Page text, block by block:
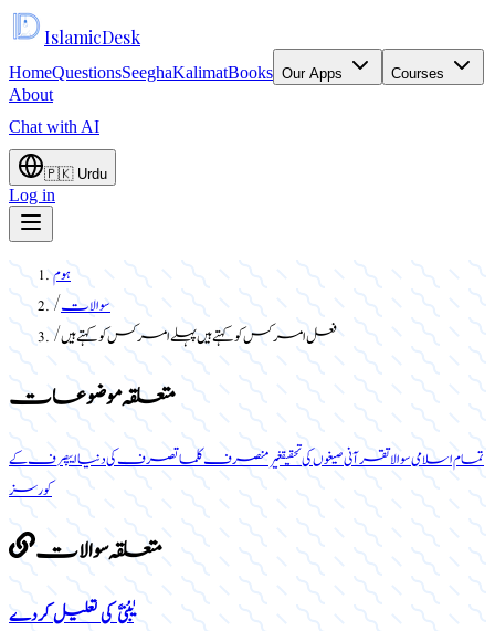
IslamicDesk
HomeQuestionsSeeghaKalimatBooks Our Apps Courses
About
Chat with AI
🇵🇰 Urdu
Log in
ہوم
/سوالات
/فعل امر کس کو کہتے ہیں پہلے امر کس کو کہتے ہیں
متعلقہ موضوعات
تمام اسلامی سوالاتقرآنی صیغوں کی تحقیقغیر منصرف کلماتصرف کی دنیا ایپصرف کے
کورسز
متعلقہ سوالات
یٰبُنیَّ کی تعلیل کردے